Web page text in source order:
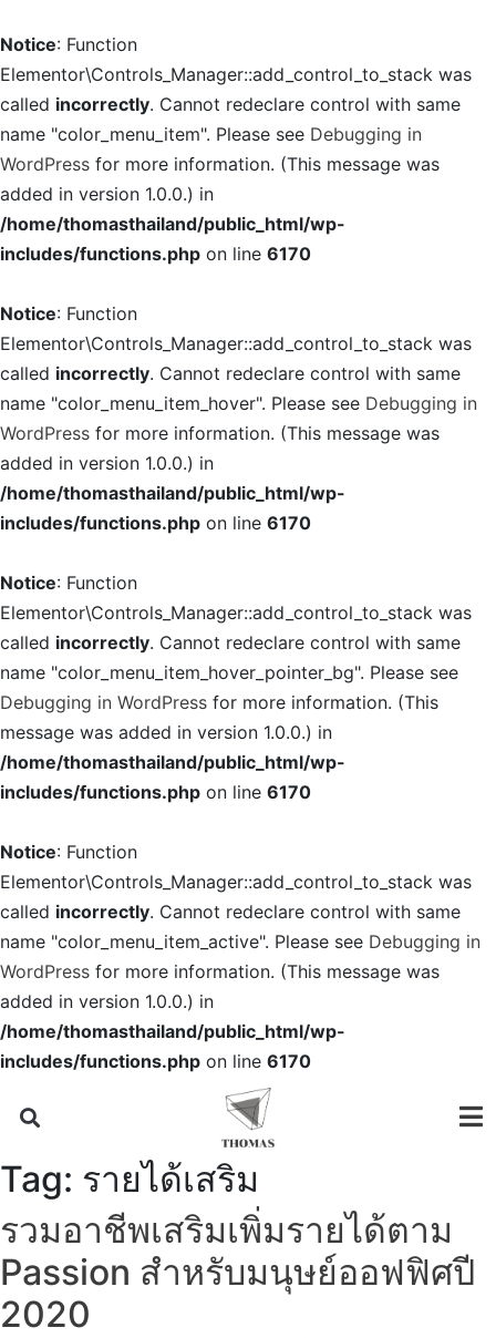
Notice: Function
Elementor\Controls_Manager::add_control_to_stack was
called incorrectly. Cannot redeclare control with same
name "color_menu_item". Please see Debugging in
WordPress for more information. (This message was
added in version 1.0.0.) in
/home/thomasthailand/public_html/wp-
includes/functions.php on line 6170
Notice: Function
Elementor\Controls_Manager::add_control_to_stack was
called incorrectly. Cannot redeclare control with same
name "color_menu_item_hover". Please see Debugging in
WordPress for more information. (This message was
added in version 1.0.0.) in
/home/thomasthailand/public_html/wp-
includes/functions.php on line 6170
Notice: Function
Elementor\Controls_Manager::add_control_to_stack was
called incorrectly. Cannot redeclare control with same
name "color_menu_item_hover_pointer_bg". Please see
Debugging in WordPress for more information. (This
message was added in version 1.0.0.) in
/home/thomasthailand/public_html/wp-
includes/functions.php on line 6170
Notice: Function
Elementor\Controls_Manager::add_control_to_stack was
called incorrectly. Cannot redeclare control with same
name "color_menu_item_active". Please see Debugging in
WordPress for more information. (This message was
added in version 1.0.0.) in
/home/thomasthailand/public_html/wp-
includes/functions.php on line 6170
Tag: รายได้เสริม
รวมอาชีพเสริมเพิ่มรายได้ตาม
Passion สำหรับมนุษย์ออฟฟิศปี
2020